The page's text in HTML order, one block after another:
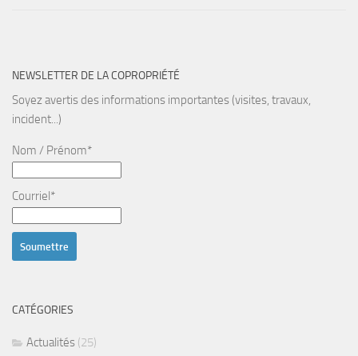
NEWSLETTER DE LA COPROPRIÉTÉ
Soyez avertis des informations importantes (visites, travaux,
incident...)
Nom / Prénom*
Courriel*
CATÉGORIES
Actualités (25)